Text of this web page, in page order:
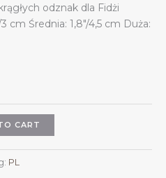
odznak dla Fidżi
cm Średnia: 1,8″/4,5 cm Duża:
CART
PL